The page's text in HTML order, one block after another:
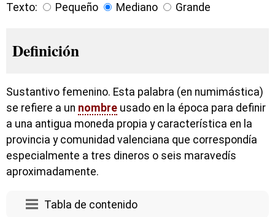
Texto: Pequeño Mediano Grande
Definición
Sustantivo femenino. Esta palabra (en numimástica)
se refiere a un nombre usado en la época para definir
a una antigua moneda propia y característica en la
provincia y comunidad valenciana que correspondía
especialmente a tres dineros o seis maravedís
aproximadamente.
Tabla de contenido